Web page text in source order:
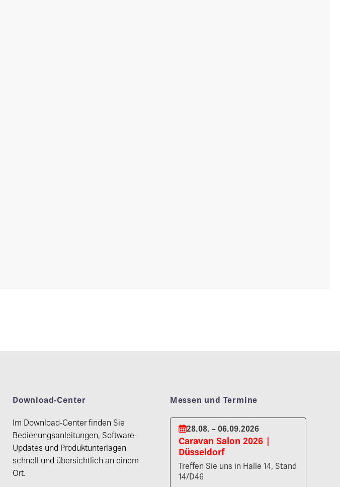
Download-Center
Im Download-Center finden Sie
Bedienungsanleitungen, Software-
Updates und Produktunterlagen
schnell und übersichtlich an einem
Ort.
Messen und Termine
28.08. – 06.09.2026
Caravan Salon 2026 |
Düsseldorf
Treffen Sie uns in Halle 14, Stand
14/D46